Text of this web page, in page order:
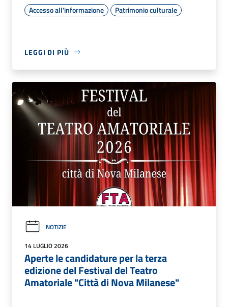
Accesso all'informazione Patrimonio culturale
LEGGI DI PIÙ
NOTIZIE
14 LUGLIO 2026
Aperte le candidature per la terza
edizione del Festival del Teatro
Amatoriale "Città di Nova Milanese"